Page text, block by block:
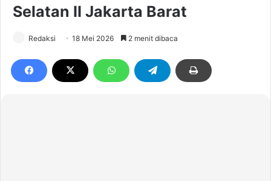
Selatan II Jakarta Barat
Redaksi 18 Mei 2026 2 menit dibaca